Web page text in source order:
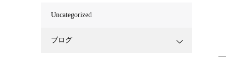
—
Uncategorized
ブログ